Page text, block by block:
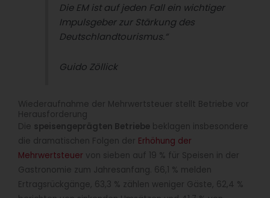
Die EM ist auf jeden Fall ein wichtiger
Impulsgeber zur Stärkung des
Deutschlandtourismus.“
Guido Zöllick
Wiederaufnahme der Mehrwertsteuer stellt Betriebe vor
Herausforderung
Die speisengeprägten Betriebe beklagen insbesondere
die dramatischen Folgen der Erhöhung der
Mehrwertsteuer von sieben auf 19 % für Speisen in der
Gastronomie zum Jahresanfang. 66,1 % melden
Ertragsrückgänge, 63,3 % zählen weniger Gäste, 62,4 %